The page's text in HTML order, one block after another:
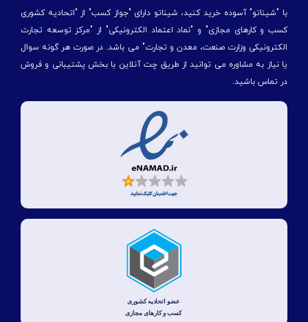
با "شیناتو" آسوده خرید کنید، شیناتو دارای "جواز کسب" از "اتحادیه کشوری
کسب و کارهای مجازی" و "نماد اعتماد الکترونیکی" از "مركز توسعه تجارت
الكترونیكی وزارت صنعت، معدن و تجارت" می باشد. در صورت هر گونه سوال
یا نیاز به مشاوره می توانید از طریق چت آنلاین با بخش پشتیبانی و فروش
در تماس باشید.